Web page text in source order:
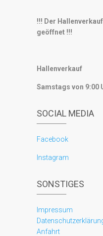
!!! Der
geöffnet !!!
Hallenverkauf
Samstags von 9:00
SOCIAL MEDIA
Facebook
Instagram
SONSTIGES
Impressum
Anfahrt